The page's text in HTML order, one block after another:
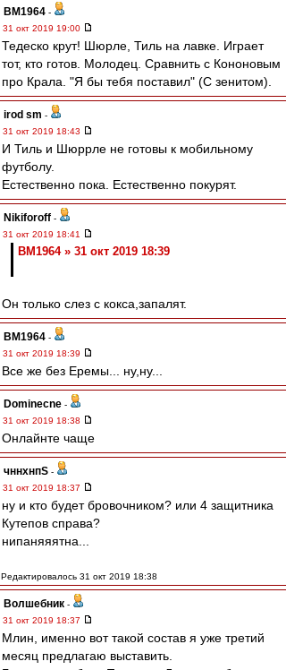
BM1964 -
31 окт 2019 19:00
Тедеско крут! Шюрле, Тиль на лавке. Играет
тот, кто готов. Молодец. Сравнить с Кононовым
про Крала. "Я бы тебя поставил" (С зенитом).
irod sm -
31 окт 2019 18:43
И Тиль и Шюррле не готовы к мобильному
футболу.
Естественно пока. Естественно покурят.
Nikiforoff -
31 окт 2019 18:41
BM1964 » 31 окт 2019 18:39
Он только слез с кокса,запалят.
BM1964 -
31 окт 2019 18:39
Все же без Еремы... ну,ну...
Dominecne -
31 окт 2019 18:38
Онлайнте чаще
чннхнпS -
31 окт 2019 18:37
ну и кто будет бровочником? или 4 защитника
Кутепов справа?
нипаняяятна...
Редактировалось 31 окт 2019 18:38
Волшебник -
31 окт 2019 18:37
Млин, именно вот такой состав я уже третий
месяц предлагаю выставить.